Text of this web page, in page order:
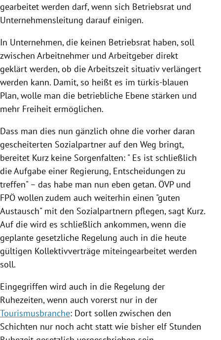
gearbeitet werden darf, wenn sich Betriebsrat und
Unternehmensleitung darauf einigen.
In Unternehmen, die keinen Betriebsrat haben, soll
zwischen Arbeitnehmer und Arbeitgeber direkt
geklärt werden, ob die Arbeitszeit situativ verlängert
werden kann. Damit, so heißt es im türkis-blauen
Plan, wolle man die betriebliche Ebene stärken und
mehr Freiheit ermöglichen.
Dass man dies nun gänzlich ohne die vorher daran
gescheiterten Sozialpartner auf den Weg bringt,
bereitet Kurz keine Sorgenfalten: " Es ist schließlich
die Aufgabe einer Regierung, Entscheidungen zu
treffen" – das habe man nun eben getan. ÖVPund
FPÖ wollen zudem auch weiterhin einen "guten
Austausch" mit den Sozialpartnern pflegen, sagt Kurz.
Auf die wird es schließlich ankommen, wenn die
geplante gesetzliche Regelung auch in die heute
gültigen Kollektivverträge miteingearbeitet werden
soll.
Eingegriffen wird auch in die Regelung der
Ruhezeiten, wenn auch vorerst nur in der
Tourismusbranche: Dort sollen zwischen den
Schichten nur noch acht statt wie bisher elf Stunden